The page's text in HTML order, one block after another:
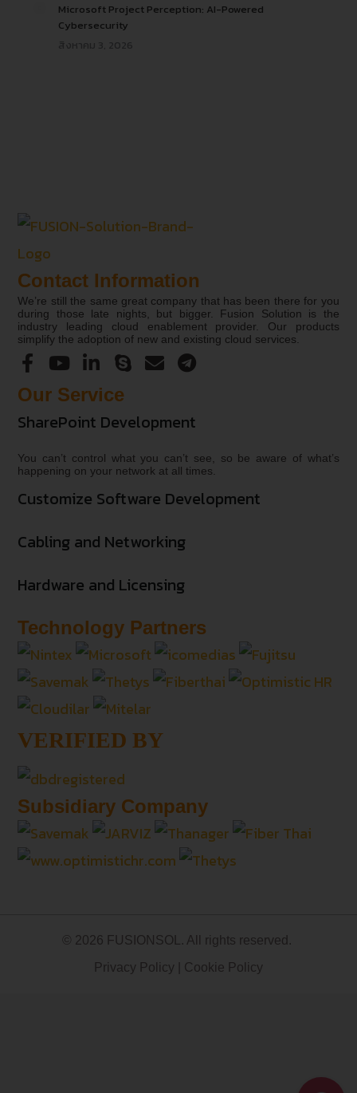
Microsoft Project Perception: AI-Powered
Cybersecurity
Contact Information
We’re still the same great company that has been there for you
during those late nights, but bigger. Fusion Solution is the
industry leading cloud enablement provider. Our products
simplify the adoption of new and existing cloud services.
Our Service
SharePoint Development
You can’t control what you can’t see, so be aware of what’s
happening on your network at all times.
Customize Software Development
Cabling and Networking
Hardware and Licensing
Technology Partners
VERIFIED BY
Subsidiary Company
© 2026 FUSIONSOL. All rights reserved.
Privacy Policy
Cookie Policy